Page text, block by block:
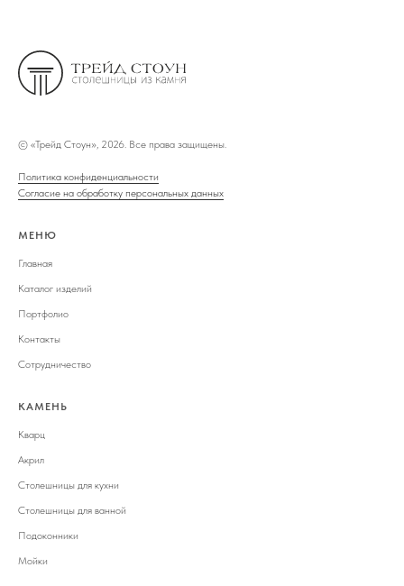
© «Трейд Стоун», 2026. Все права защищены.
Политика конфиденциальности
Согласие на обработку персональных данных
МЕНЮ
Главная
Каталог изделий
Портфолио
Контакты
Сотрудничество
КАМЕНЬ
Кварц
Акрил
Столешницы для кухни
Столешницы для ванной
Подоконники
Мойки